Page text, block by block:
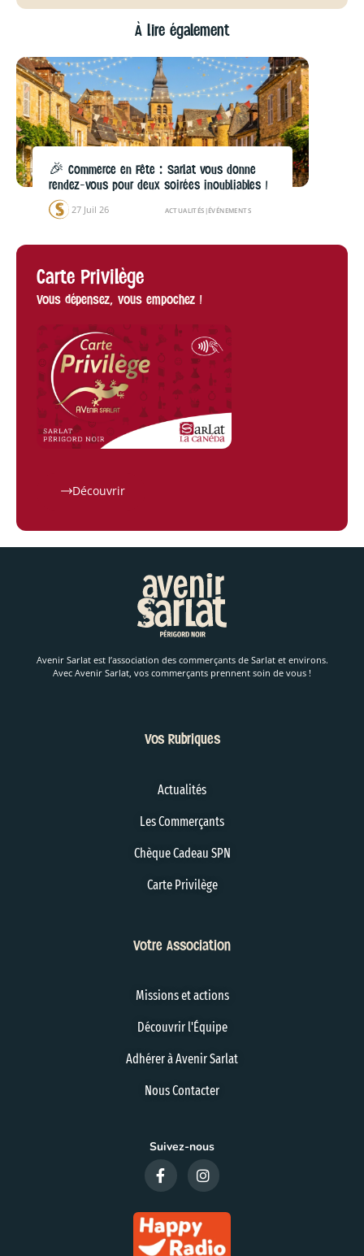
À lire également
🎉 Commerce en Fête : Sarlat vous donne
rendez-vous pour deux soirées inoubliables !
27 Juil 26 ACTUALITÉS |ÉVÉNEMENTS
Carte Privilège
Vous dépensez, vous empochez !
Découvrir
Avenir Sarlat est l’association des commerçants de Sarlat et environs.
Avec Avenir Sarlat, vos commerçants prennent soin de vous !
Vos Rubriques
Actualités
Les Commerçants
Chèque Cadeau SPN
Carte Privilège
Votre Association
Missions et actions
Découvrir l'Équipe
Adhérer à Avenir Sarlat
Nous Contacter
Suivez-nous